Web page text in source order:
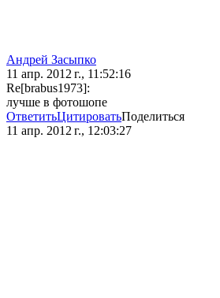
Андрей Засыпко
11 апр. 2012 г., 11:52:16
Re[brabus1973]:
лучше в фотошопе
ОтветитьЦитироватьПоделиться
11 апр. 2012 г., 12:03:27